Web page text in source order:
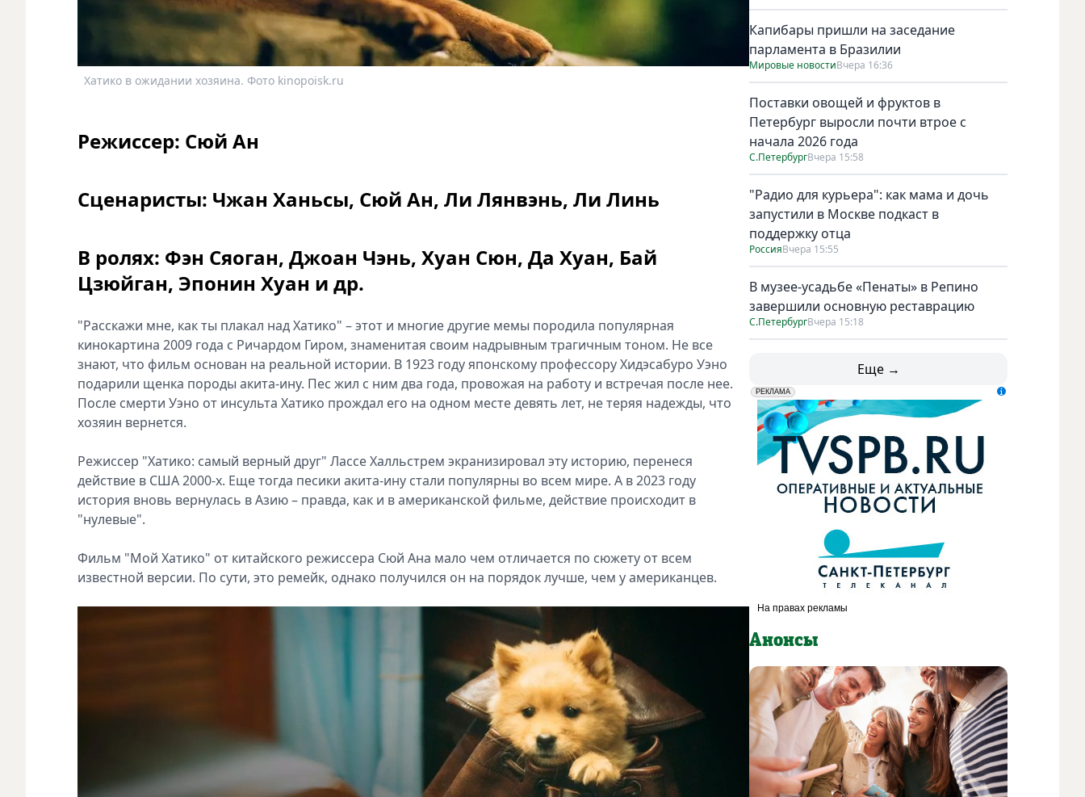
Хатико в ожидании хозяина. Фото kinopoisk.ru Трогательный малыш Хатико. Фото kinopoisk.ru
Режиссер: Сюй Ан
Сценаристы: Чжан Ханьсы, Сюй Ан, Ли Лянвэнь, Ли Линь
В ролях: Фэн Сяоган, Джоан Чэнь, Хуан Сюн, Да Хуан, Бай
Цзюйган, Эпонин Хуан и др.
"Расскажи мне, как ты плакал над Хатико" – этот и многие другие мемы породила популярная
кинокартина 2009 года с Ричардом Гиром, знаменитая своим надрывным трагичным тоном. Не все
знают, что фильм основан на реальной истории. В 1923 году японскому профессору Хидэсабуро Уэно
подарили щенка породы акита-ину. Пес жил с ним два года, провожая на работу и встречая после нее.
После смерти Уэно от инсульта Хатико прождал его на одном месте девять лет, не теряя надежды, что
хозяин вернется.
Режиссер "Хатико: самый верный друг" Лассе Халльстрем экранизировал эту историю, перенеся
действие в США 2000-х. Еще тогда песики акита-ину стали популярны во всем мире. А в 2023 году
история вновь вернулась в Азию – правда, как и в американской фильме, действие происходит в
"нулевые".
Фильм "Мой Хатико" от китайского режиссера Сюй Ана мало чем отличается по сюжету от всем
известной версии. По сути, это ремейк, однако получился он на порядок лучше, чем у американцев.
Капибары пришли на заседание
парламента в Бразилии
Мировые новостиВчера 16:36
Поставки овощей и фруктов в
Петербург выросли почти втрое с
начала 2026 года
С.ПетербургВчера 15:58
"Радио для курьера": как мама и дочь
запустили в Москве подкаст в
поддержку отца
РоссияВчера 15:55
В музее-усадьбе «Пенаты» в Репино
завершили основную реставрацию
С.ПетербургВчера 15:18
Еще →
erid: LdtCK5udn
РЕКЛАМА
АО "ГАТР", ИНН: 7841320717
Анонсы